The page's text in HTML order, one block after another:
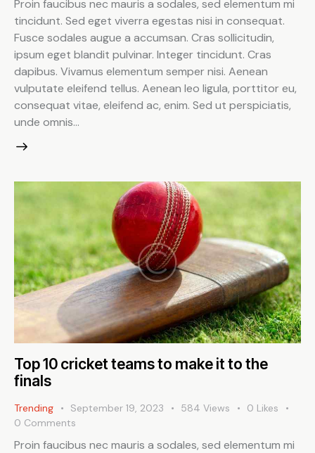
Proin faucibus nec mauris a sodales, sed elementum mi
tincidunt. Sed eget viverra egestas nisi in consequat.
Fusce sodales augue a accumsan. Cras sollicitudin,
ipsum eget blandit pulvinar. Integer tincidunt. Cras
dapibus. Vivamus elementum semper nisi. Aenean
vulputate eleifend tellus. Aenean leo ligula, porttitor eu,
consequat vitae, eleifend ac, enim. Sed ut perspiciatis,
unde omnis…
Top 10 cricket teams to make it to the
finals
Trending September 19, 2023 584 Views 0 Likes
0 Comments
Proin faucibus nec mauris a sodales, sed elementum mi